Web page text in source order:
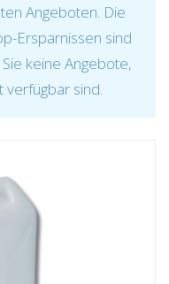
Angeboten. Die
Ersparnissen sind
keine Angebote,
verfügbar sind.